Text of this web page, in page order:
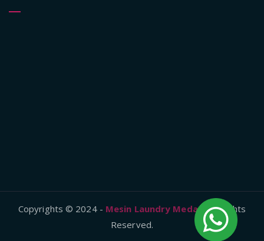
Copyrights © 2024 - Mesin Laundry Medan , All Rights
Reserved.